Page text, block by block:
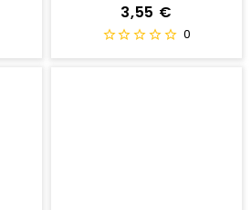
Prix
3,55 €
0